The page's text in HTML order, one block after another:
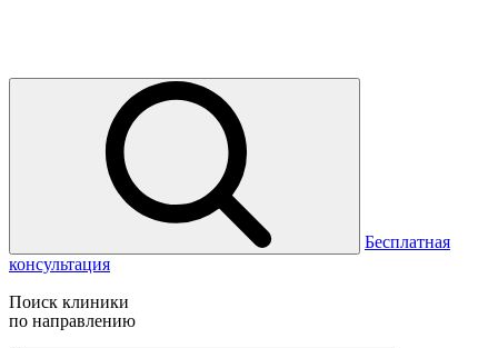
Бесплатная
консультация
Поиск клиники
по направлению